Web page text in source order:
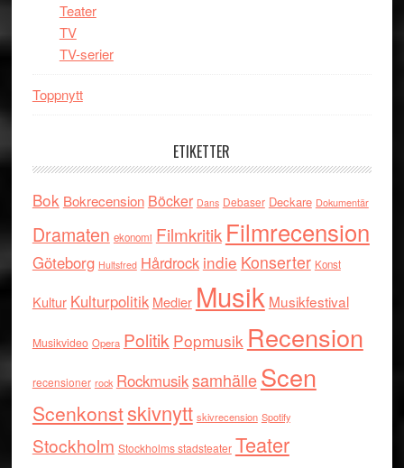
Teater
TV
TV-serier
Toppnytt
ETIKETTER
Bok Bokrecension Böcker Dans Debaser Deckare Dokumentär
Dramaten ekonomi Filmkritik Filmrecension
Göteborg Hultsfred Hårdrock indie Konserter Konst
Kultur Kulturpolitik Medier Musik Musikfestival
Musikvideo Opera Politik Popmusik Recension
recensioner rock RockmusiksamhälleScen
Scenkonstskivnytt skivrecension Spotify
Stockholm Stockholms stadsteater Teater